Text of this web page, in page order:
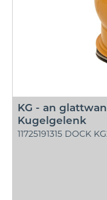
KG - an
Kugelgelenk
11725191315 DOCK